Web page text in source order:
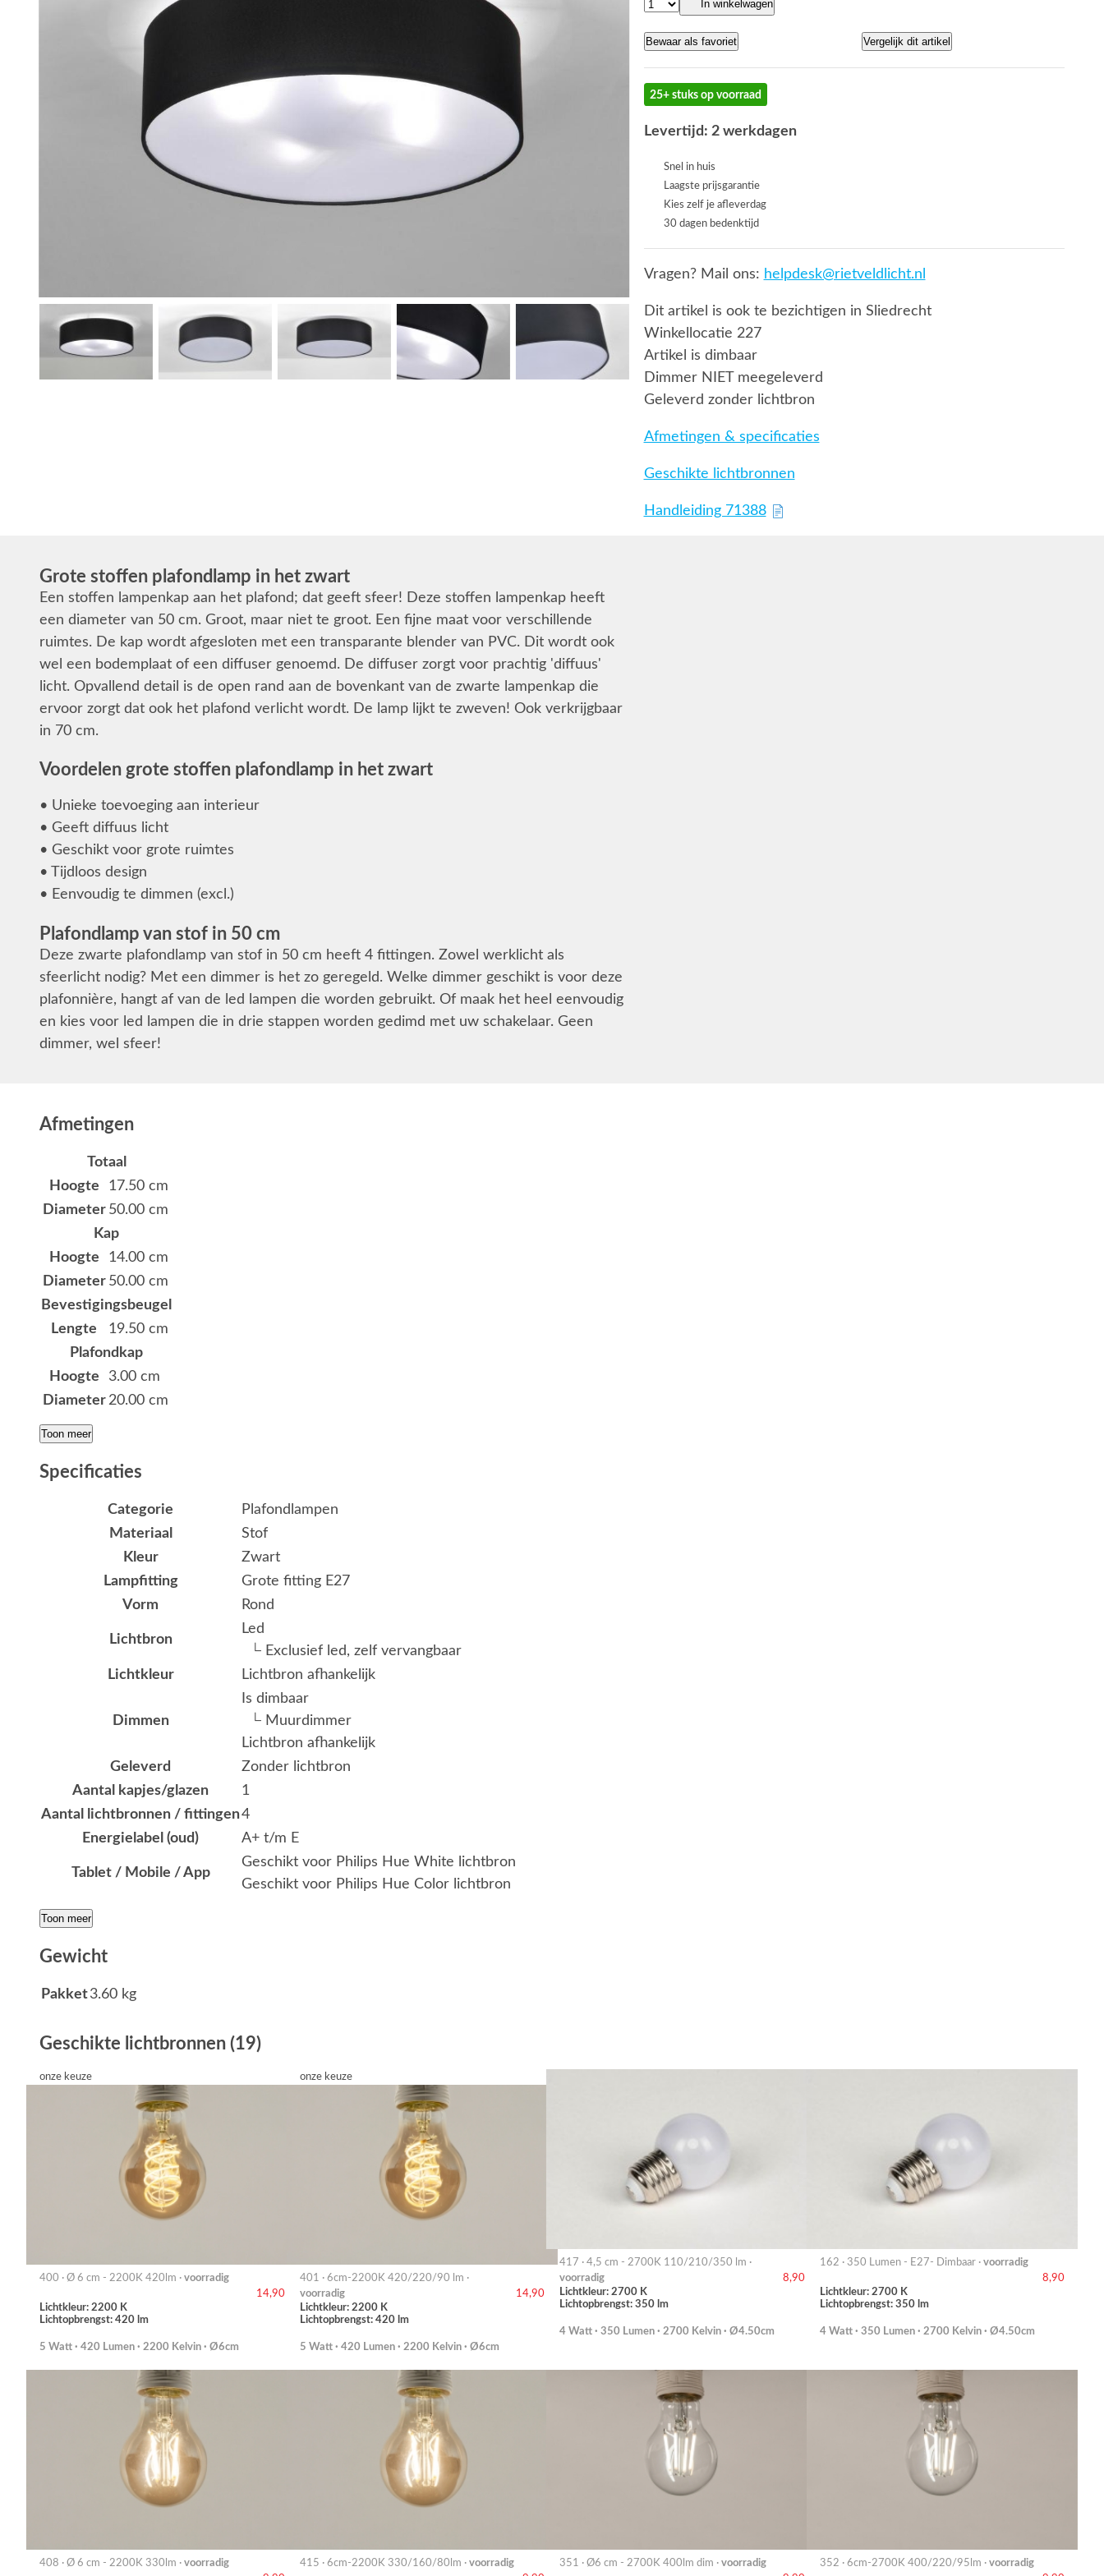
In winkelwagen
Bewaar als favoriet Vergelijk dit artikel
25+ stuks op voorraad
Levertijd: 2 werkdagen
Snel in huis
Laagste prijsgarantie
Kies zelf je afleverdag
30 dagen bedenktijd
Vragen? Mail ons: helpdesk@rietveldlicht.nl
Dit artikel is ook te bezichtigen in Sliedrecht
Winkellocatie 227
Artikel is dimbaar
Dimmer NIET meegeleverd
Geleverd zonder lichtbron
Afmetingen & specificaties
Geschikte lichtbronnen
Handleiding 71388
Grote stoffen plafondlamp in het zwart
Een stoffen lampenkap aan het plafond; dat geeft sfeer! Deze stoffen lampenkap heeft
een diameter van 50 cm. Groot, maar niet te groot. Een fijne maat voor verschillende
ruimtes. De kap wordt afgesloten met een transparante blender van PVC. Dit wordt ook
wel een bodemplaat of een diffuser genoemd. De diffuser zorgt voor prachtig 'diffuus'
licht. Opvallend detail is de open rand aan de bovenkant van de zwarte lampenkap die
ervoor zorgt dat ook het plafond verlicht wordt. De lamp lijkt te zweven! Ook verkrijgbaar
in 70 cm.
Voordelen grote stoffen plafondlamp in het zwart
• Unieke toevoeging aan interieur
• Geeft diffuus licht
• Geschikt voor grote ruimtes
• Tijdloos design
• Eenvoudig te dimmen (excl.)
Plafondlamp van stof in 50 cm
Deze zwarte plafondlamp van stof in 50 cm heeft 4 fittingen. Zowel werklicht als
sfeerlicht nodig? Met een dimmer is het zo geregeld. Welke dimmer geschikt is voor deze
plafonnière, hangt af van de led lampen die worden gebruikt. Of maak het heel eenvoudig
en kies voor led lampen die in drie stappen worden gedimd met uw schakelaar. Geen
dimmer, wel sfeer!
Afmetingen
Totaal
Hoogte
17.50 cm
Diameter 50.00 cm
Kap
Hoogte
14.00 cm
Diameter 50.00 cm
Bevestigingsbeugel
Lengte
19.50 cm
Plafondkap
Hoogte
3.00 cm
Diameter 20.00 cm
Toon meer
Specificaties
Categorie
Plafondlampen
Materiaal
Stof
Kleur
Zwart
Lampfitting
Grote fitting E27
Vorm
Rond
Lichtbron
Led
└ Exclusief led, zelf vervangbaar
Lichtkleur
Lichtbron afhankelijk
Dimmen
Is dimbaar
└ Muurdimmer
Lichtbron afhankelijk
Geleverd
Zonder lichtbron
Aantal kapjes/glazen
1
Aantal lichtbronnen / fittingen4
Energielabel (oud)
A+ t/m E
Tablet / Mobile / App
Geschikt voor Philips Hue White lichtbron
Geschikt voor Philips Hue Color lichtbron
Toon meer
Gewicht
Pakket3.60 kg
Geschikte lichtbronnen (19)
onze keuze
400 · Ø 6 cm - 2200K 420lm · voorradig
14,90
Lichtkleur: 2200 K
Lichtopbrengst: 420 lm
5 Watt · 420 Lumen · 2200 Kelvin · Ø6cm
onze keuze
401 · 6cm-2200K 420/220/90 lm ·
voorradig
14,90
Lichtkleur: 2200 K
Lichtopbrengst: 420 lm
5 Watt · 420 Lumen · 2200 Kelvin · Ø6cm
417 · 4,5 cm - 2700K 110/210/350 lm ·
voorradig
8,90
Lichtkleur: 2700 K
Lichtopbrengst: 350 lm
4 Watt · 350 Lumen · 2700 Kelvin · Ø4.50cm
162 · 350 Lumen - E27- Dimbaar · voorradig
8,90
Lichtkleur: 2700 K
Lichtopbrengst: 350 lm
4 Watt · 350 Lumen · 2700 Kelvin · Ø4.50cm
408 · Ø 6 cm - 2200K 330lm · voorradig
415 · 6cm-2200K 330/160/80lm · voorradig
351 · Ø6 cm - 2700K 400lm dim · voorradig
352 · 6cm-2700K 400/220/95lm · voorradig